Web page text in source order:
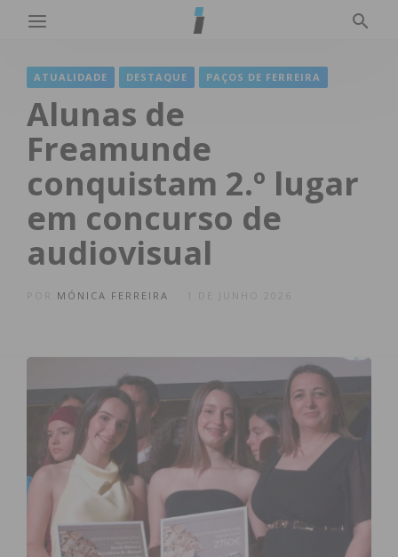
ATUALIDADE DESTAQUE PAÇOS DE FERREIRA
Alunas de
Freamunde
conquistam 2.º lugar
em concurso de
audiovisual
MÓNICA FERREIRA